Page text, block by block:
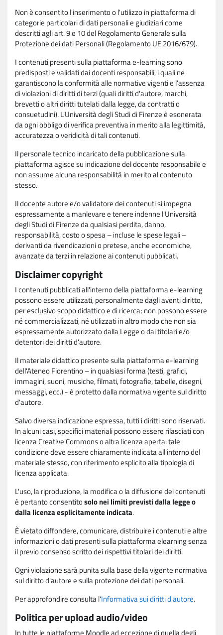
Non è consentito l'inserimento o l'utilizzo in piattaforma di
categorie particolari di dati personali e giudiziari come
descritti agli art. 9 e 10 del Regolamento Generale sulla
Protezione dei dati Personali (Regolamento UE 2016/679).
I contenuti presenti sulla piattaforma e-learning sono
predisposti e validati dai docenti responsabili, i quali ne
garantiscono la conformità alle normative vigenti e l'assenza
di violazioni di diritti di terzi (quali diritti d'autore, marchi,
brevetti o altri diritti tutelati dalla legge, da contratti o
consuetudini). L'Università degli Studi di Firenze è esonerata
da ogni obbligo di verifica preventiva in merito alla legittimità,
accuratezza o veridicità di tali contenuti.
Il personale tecnico incaricato della pubblicazione sulla
piattaforma agisce su indicazione del docente responsabile e
non assume alcuna responsabilità in merito al contenuto
stesso.
Il docente autore e/o validatore dei contenuti si impegna
espressamente a manlevare e tenere indenne l'Università
degli Studi di Firenze da qualsiasi perdita, danno,
responsabilità, costo o spesa – incluse le spese legali –
derivanti da rivendicazioni o pretese, anche economiche,
avanzate da terzi in relazione ai contenuti pubblicati.
Disclaimer copyright
I contenuti pubblicati all'interno della piattaforma e-learning
possono essere utilizzati, personalmente dagli aventi diritto,
per esclusivo scopo didattico e di ricerca; non possono essere
né commercializzati, né utilizzati in altro modo che non sia
espressamente autorizzato dalla Legge o dai titolari e/o
detentori dei diritti d'autore.
Il materiale didattico presente sulla piattaforma e-learning
dell'Ateneo Fiorentino – in qualsiasi forma (testi, grafici,
immagini, suoni, musiche, filmati, fotografie, tabelle, disegni,
messaggi, ecc.) - è protetto dalla normativa vigente sul diritto
d'autore.
Salvo diversa indicazione espressa, tutti i diritti sono riservati.
In alcuni casi, specifici materiali possono essere rilasciati con
licenza Creative Commons o altra licenza aperta: tale
condizione deve essere chiaramente indicata all'interno del
materiale stesso, con riferimento esplicito alla tipologia di
licenza applicata.
L'uso, la riproduzione, la modifica o la diffusione dei contenuti
è pertanto consentitosolo nei limiti previsti dalla legge o
dalla licenza esplicitamente indicata.
È vietato diffondere, comunicare, distribuire i contenuti e altre
informazioni o dati presenti sulla piattaforma elearning senza
il previo consenso scritto dei rispettivi titolari dei diritti.
Ogni violazione sarà punita sulla base della vigente normativa
sul diritto d'autore e sulla protezione dei dati personali.
Per approfondire consulta l'Informativa sui diritti d'autore.
Politica per upload audio/video
In tutte le piattaforme Moodle ad eccezione di quella degli